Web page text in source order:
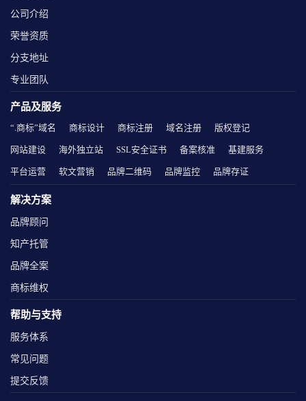
公司介绍
荣誉资质
分支地址
专业团队
产品及服务
“.商标”域名 商标设计 商标注册 域名注册 版权登记
网站建设 海外独立站 SSL安全证书 备案核准 基建服务
平台运营 软文营销 品牌二维码 品牌监控 品牌存证
解决方案
品牌顾问
知产托管
品牌全案
商标维权
帮助与支持
服务体系
常见问题
提交反馈